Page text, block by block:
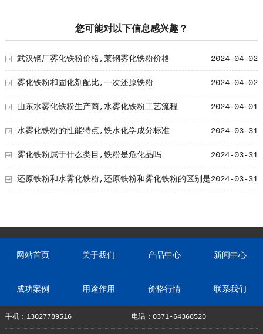
您可能对以下信息感兴趣？
2024-04-02
武汉钢厂雾化铁粉价格,莱钢雾化铁粉价格
2024-04-02
雾化铁粉和固化剂配比,一次还原铁粉
2024-04-01
山东水雾化铁粉生产商,水雾化铁粉工艺流程
2024-03-31
水雾化铁粉的性能特点,铁水化学成分标准
2024-03-31
雾化铁粉属于什么类目,铁粉是危化品吗
2024-03-31
还原铁粉和水雾化铁粉,还原铁粉和雾化铁粉的区别是
网站首页 关于我们 产品中心 新闻中心
成功案例 用途作用 价格行情 联系我们
手机：13027789516 电话：0371-64368520